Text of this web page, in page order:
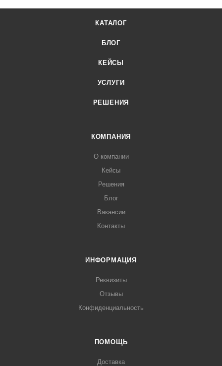
КАТАЛОГ
БЛОГ
КЕЙСЫ
УСЛУГИ
РЕШЕНИЯ
КОМПАНИЯ
О компании
Кейсы
Решения
Блог
Вакансии
Контакты
ИНФОРМАЦИЯ
Реквизиты
Отзывы
Конфиденциальность
ПОМОЩЬ
Доставка